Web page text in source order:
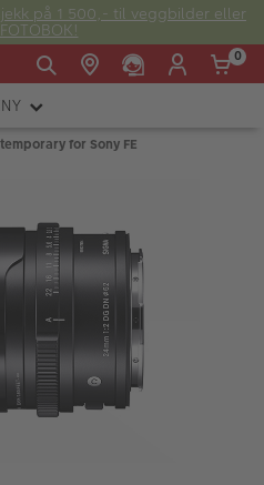
på 1 500,- til veggbilder eller
20:00
Søndag:
E-post:
kundeservice@japanphoto.no
0
for Sony FE